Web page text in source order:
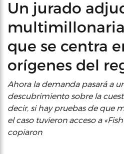
Un jurado
que se centra
orígenes del
Ahora la demanda pasará a
descubrimiento sobre la
decir, si hay pruebas de que
el caso tuvieron acceso a
copiaron